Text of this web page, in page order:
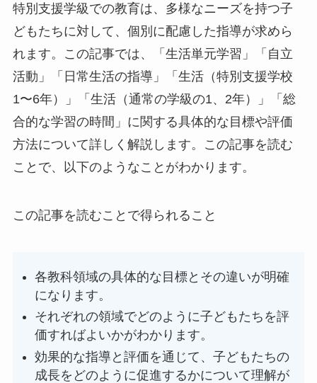
特別支援学級での教育は、多様なニーズを持つ子
どもたちに対して、個別に配慮した指導が求めら
れます。この記事では、「生活単元学習」「自立
活動」「日常生活の指導」「生活（特別支援学校
1〜6年）」「生活（通常の学級の1、2年）」「総
合的な学習の時間」に関する具体的な目標や評価
方法について詳しく解説します。この記事を読む
ことで、以下のようなことがわかります。
この記事を読むことで得られること
各教科領域の具体的な目標とその違いが明確
になります。
それぞれの領域でどのように子どもたちを評
価すればよいかがわかります。
効果的な指導と評価を通じて、子どもたちの
成長をどのように促進するかについて理解が